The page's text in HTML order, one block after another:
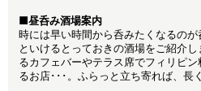
■昼呑み酒場案内
時には早い時間から呑みたくなるの
といけるとっておきの酒場をご紹介
るカフェバーやテラス席でフィリピ
るお店･･･。ふらっと立ち寄れば、長